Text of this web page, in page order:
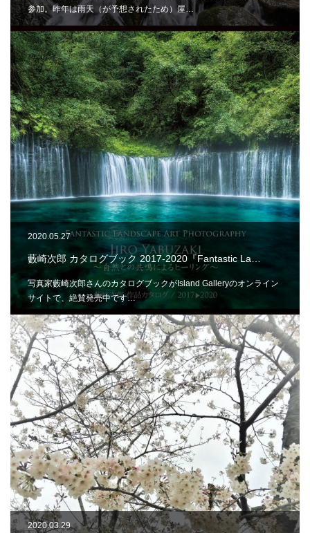
参加。昨年は雨天（が予想されたため）屋…
2020.05.27
藪崎次郎 カタログブック 2017-2020『Fantastic La…
写真家藪崎次郎さんのカタログブックがIsland Galleryのオンライン
サイトで、絶賛発売中です…
2020.03.29